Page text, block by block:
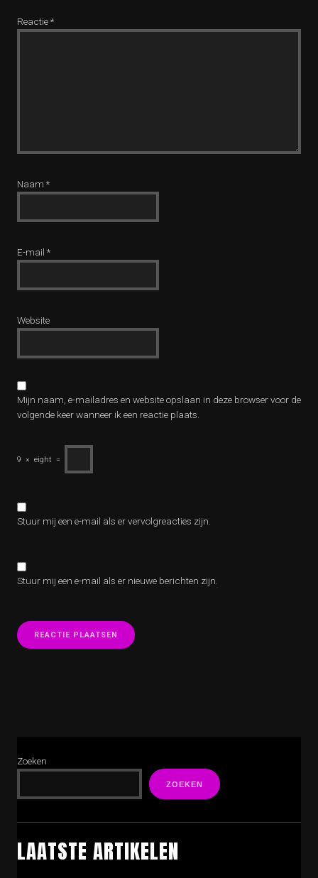
Reactie*
Naam *
E-mail *
Website
Mijn naam, e-mailadres en website opslaan in deze browser voor de
volgende keer wanneer ik een reactie plaats.
9 × eight =
Stuur mij een e-mail als er vervolgreacties zijn.
Stuur mij een e-mail als er nieuwe berichten zijn.
Zoeken
ZOEKEN
LAATSTE ARTIKELEN